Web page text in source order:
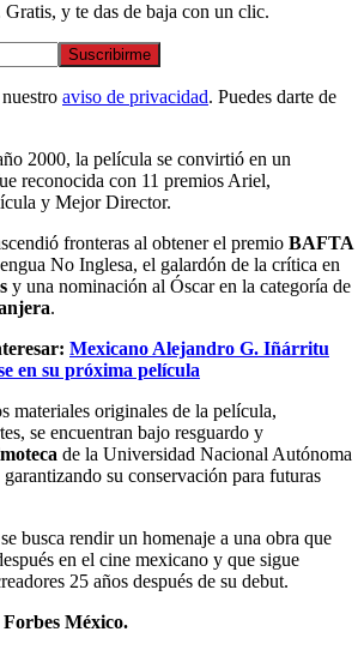
y te das de baja con un clic.
Suscribirme
aviso de privacidad. Puedes darte de
2000, la película se convirtió en un
reconocida con 11 premios Ariel,
y Mejor Director.
fronteras al obtener el premio BAFTA
No Inglesa, el galardón de la crítica en
y una nominación al Óscar en la categoría de
.
Mexicano Alejandro G. Iñárritu
en su próxima película
materiales originales de la película,
se encuentran bajo resguardo y
de la Universidad Nacional Autónoma
garantizando su conservación para futuras
busca rendir un homenaje a una obra que
en el cine mexicano y que sigue
25 años después de su debut.
México.